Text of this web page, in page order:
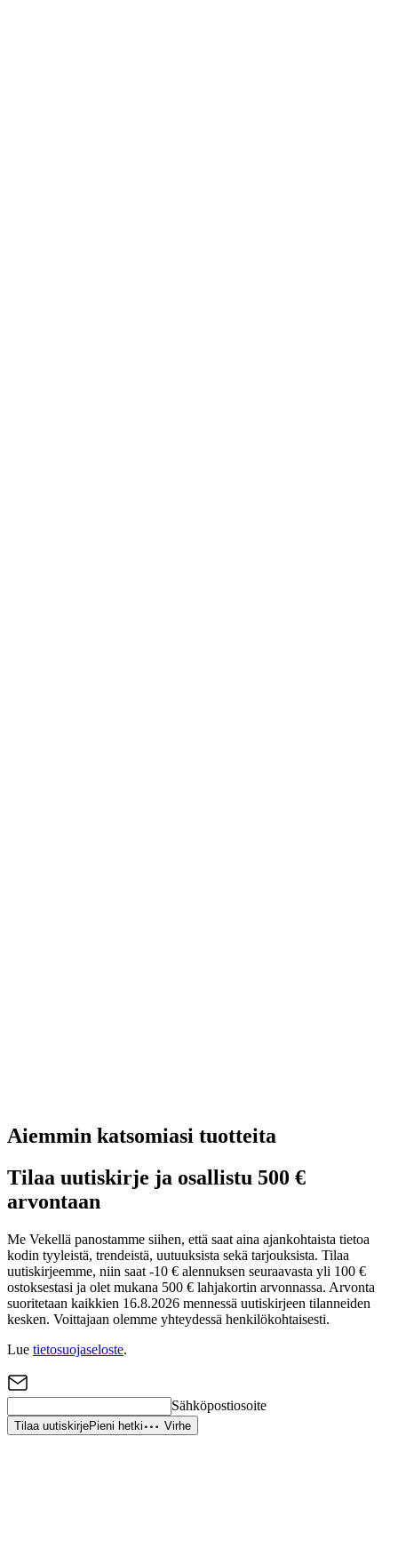
Aiemmin katsomiasi tuotteita
Tilaa uutiskirje ja osallistu 500 €
arvontaan
Me Vekellä panostamme siihen, että saat aina ajankohtaista tietoa
kodin tyyleistä, trendeistä, uutuuksista sekä tarjouksista. Tilaa
uutiskirjeemme, niin saat -10 € alennuksen seuraavasta yli 100 €
ostoksestasi ja olet mukana 500 € lahjakortin arvonnassa. Arvonta
suoritetaan kaikkien 16.8.2026 mennessä uutiskirjeen tilanneiden
kesken. Voittajaan olemme yhteydessä henkilökohtaisesti.
Lue tietosuojaseloste.
Sähköpostiosoite
Tilaa uutiskirjePieni hetki Virhe